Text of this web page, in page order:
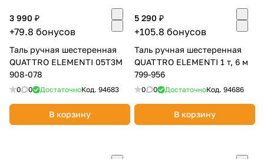
3 990 ₽
+79.8 бонусов
Таль ручная шестеренная
QUATTRO ELEMENTI 05T3M
908-078
0 0 ДостаточноКод. 94683
В корзину
5 290 ₽
+105.8 бонусов
Таль ручная шестеренная
QUATTRO ELEMENTI 1 т, 6 м
799-956
0 0 ДостаточноКод. 94686
В корзину